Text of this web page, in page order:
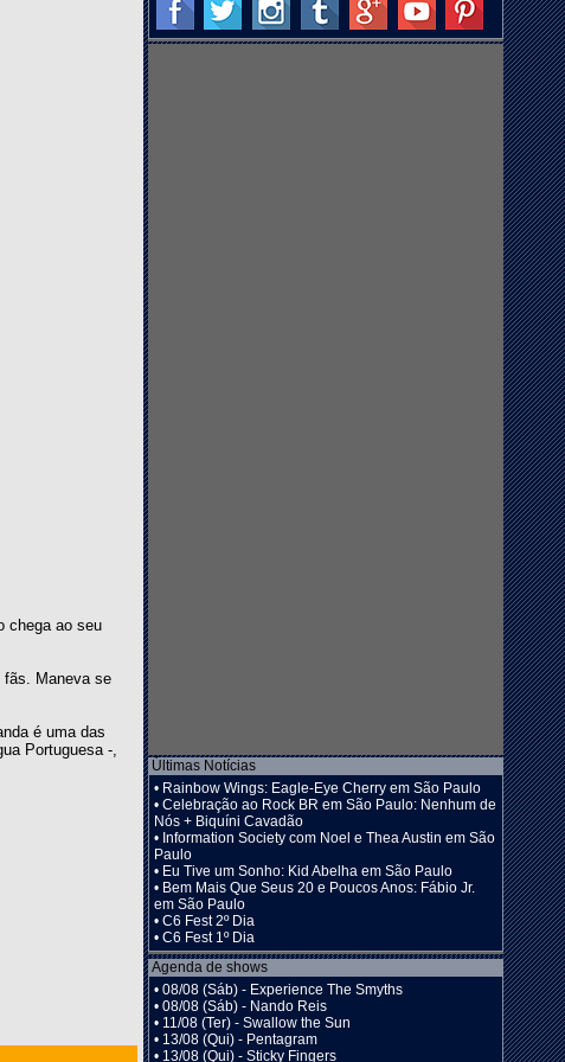
chega ao seu
fãs. Maneva se
é uma das
Portuguesa -,
Últimas Notícias
• Rainbow Wings: Eagle-Eye Cherry em São Paulo
• Celebração ao Rock BR em São Paulo: Nenhum de
Nós + Biquíni Cavadão
• Information Society com Noel e Thea Austin em São
Paulo
• Eu Tive um Sonho: Kid Abelha em São Paulo
• Bem Mais Que Seus 20 e Poucos Anos: Fábio Jr.
em São Paulo
• C6 Fest 2º Dia
• C6 Fest 1º Dia
Agenda de shows
• 08/08 (Sáb) - Experience The Smyths
• 08/08 (Sáb) - Nando Reis
• 11/08 (Ter) - Swallow the Sun
• 13/08 (Qui) - Pentagram
• 13/08 (Qui) - Sticky Fingers